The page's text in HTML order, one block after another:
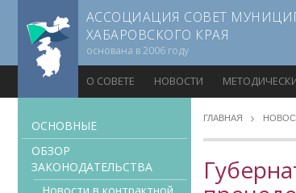
АССОЦИАЦИЯ СОВЕТ
ХАБАРОВСКОГО КРАЯ
основана в 2006 году
О СОВЕТЕ НОВОСТИ
ОСНОВНЫЕ
ОБЗОР
ЗАКОНОДАТЕЛЬСТВА
ГЛАВНАЯ